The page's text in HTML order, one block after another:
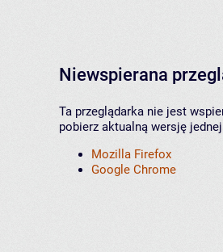
Niewspierana
Ta przeglądarka nie jest
pobierz aktualną wersję
Mozilla Firefox
Google Chrome